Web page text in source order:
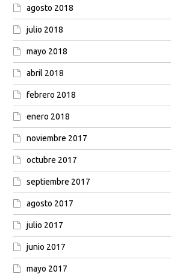
agosto 2018
julio 2018
mayo 2018
abril 2018
febrero 2018
enero 2018
noviembre 2017
octubre 2017
septiembre 2017
agosto 2017
julio 2017
junio 2017
mayo 2017